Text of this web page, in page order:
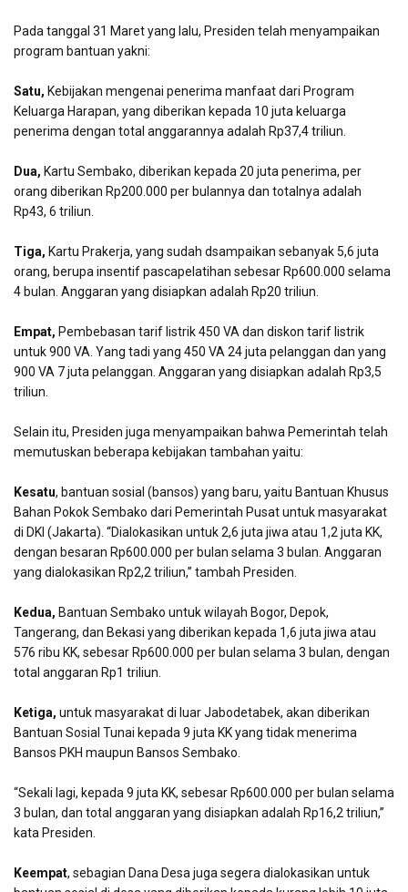
Pada tanggal 31 Maret yang lalu, Presiden telah menyampaikan
program bantuan yakni:
Satu, Kebijakan mengenai penerima manfaat dari Program
Keluarga Harapan, yang diberikan kepada 10 juta keluarga
penerima dengan total anggarannya adalah Rp37,4 triliun.
Dua, Kartu Sembako, diberikan kepada 20 juta penerima, per
orang diberikan Rp200.000 per bulannya dan totalnya adalah
Rp43, 6 triliun.
Tiga, Kartu Prakerja, yang sudah dsampaikan sebanyak 5,6 juta
orang, berupa insentif pascapelatihan sebesar Rp600.000 selama
4 bulan. Anggaran yang disiapkan adalah Rp20 triliun.
Empat, Pembebasan tarif listrik 450 VA dan diskon tarif listrik
untuk 900 VA. Yang tadi yang 450 VA 24 juta pelanggan dan yang
900 VA 7 juta pelanggan. Anggaran yang disiapkan adalah Rp3,5
triliun.
Selain itu, Presiden juga menyampaikan bahwa Pemerintah telah
memutuskan beberapa kebijakan tambahan yaitu:
Kesatu, bantuan sosial (bansos) yang baru, yaitu Bantuan Khusus
Bahan Pokok Sembako dari Pemerintah Pusat untuk masyarakat
di DKI (Jakarta). “Dialokasikan untuk 2,6 juta jiwa atau 1,2 juta KK,
dengan besaran Rp600.000 per bulan selama 3 bulan. Anggaran
yang dialokasikan Rp2,2 triliun,” tambah Presiden.
Kedua, Bantuan Sembako untuk wilayah Bogor, Depok,
Tangerang, dan Bekasi yang diberikan kepada 1,6 juta jiwa atau
576 ribu KK, sebesar Rp600.000 per bulan selama 3 bulan, dengan
total anggaran Rp1 triliun.
Ketiga, untuk masyarakat di luar Jabodetabek, akan diberikan
Bantuan Sosial Tunai kepada 9 juta KK yang tidak menerima
Bansos PKH maupun Bansos Sembako.
“Sekali lagi, kepada 9 juta KK, sebesar Rp600.000 per bulan selama
3 bulan, dan total anggaran yang disiapkan adalah Rp16,2 triliun,”
kata Presiden.
Keempat, sebagian Dana Desa juga segera dialokasikan untuk